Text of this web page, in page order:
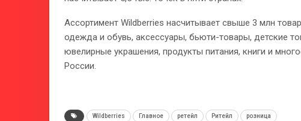
Ассортимент Wildberries насчитывает свыше 3 млн
одежда и обувь, аксессуары, бьюти-товары, детские
ювелирные украшения, продукты питания, книги и
России.
Wildberries Главное ретейл Ритейл розница